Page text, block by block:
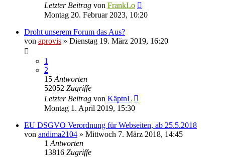
Letzter Beitrag von FrankLo
Montag 20. Februar 2023, 10:20
Droht unserem Forum das Aus?
von aprovis » Dienstag 19. März 2019, 16:20
1
2
15 Antworten
52052 Zugriffe
Letzter Beitrag von KäptnL
Montag 1. April 2019, 15:30
EU DSGVO Verordnung für Webseiten, ab 25.5.2018
von andima2104 » Mittwoch 7. März 2018, 14:45
1 Antworten
13816 Zugriffe